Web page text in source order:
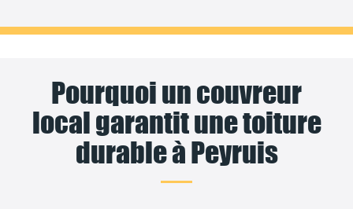
Pourquoi un couvreur
local garantit une toiture
durable à Peyruis